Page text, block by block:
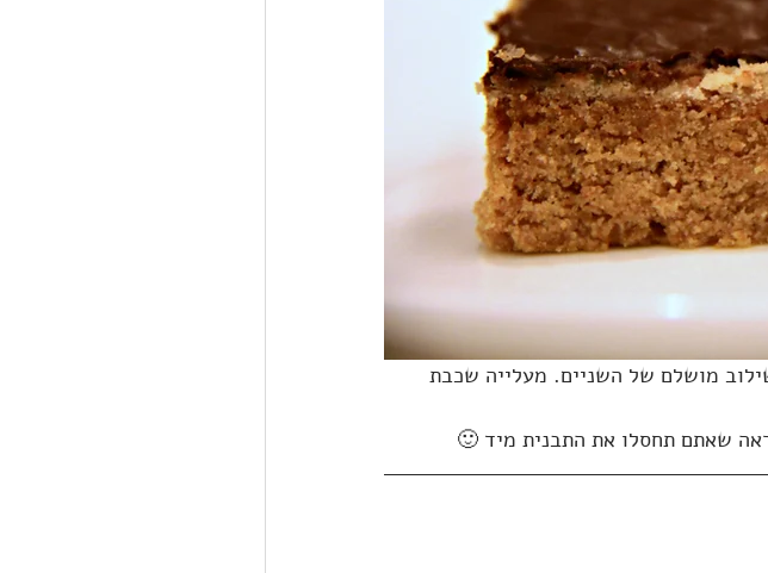
מושלם של השניים. מעלייה שכבת